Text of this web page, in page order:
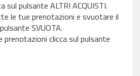
sul pulsante ALTRI ACQUISTI.
le tue prenotazioni e svuotare il
SVUOTA.
prenotazioni clicca sul pulsante